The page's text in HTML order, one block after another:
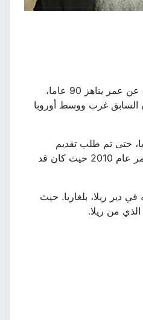
انتقل الى الأمجاد السماوية عن عمر يناهز 90 عاما،
غرب ووسط أوروبا
حتى تم طلب تقديم
استقالته بسبب تقدمه بالعمر عام 2010 حيث كان قد
ريلا، بلغاريا. حيث
من ريلا.